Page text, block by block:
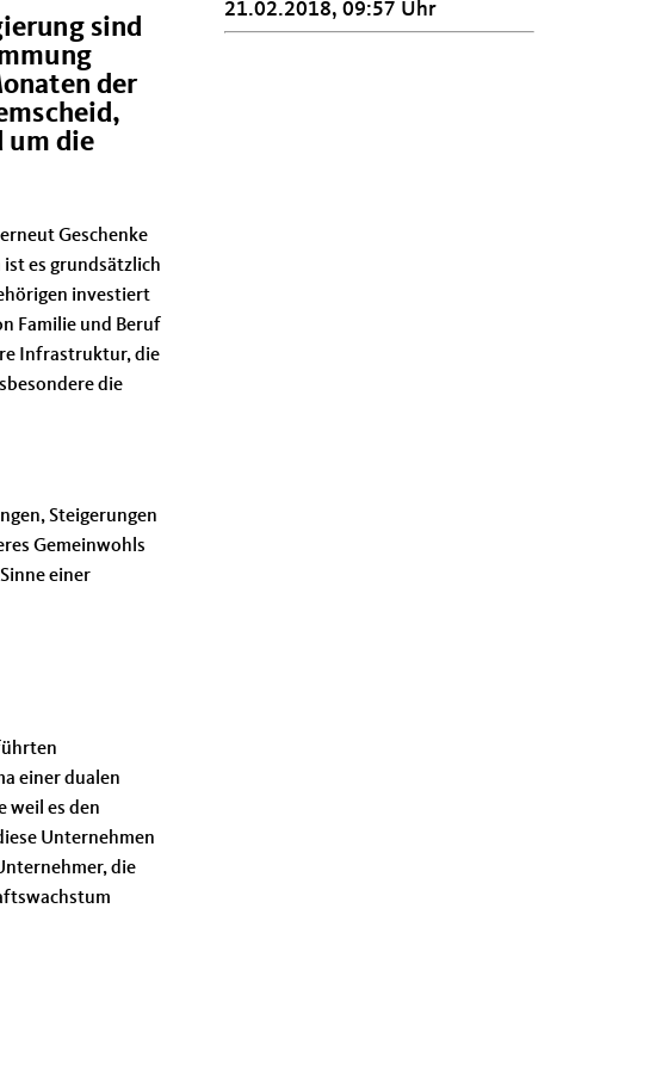
sind
der
um die
Geschenke
es grundsätzlich
investiert
Familie und Beruf
Infrastruktur, die
die
Steigerungen
Gemeinwohls
einer
einer dualen
weil es den
Unternehmen
die
21.02.2018, 09:57 Uhr